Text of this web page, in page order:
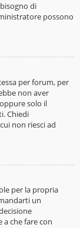
di
possono
per forum, per
non aver
solo il
Chiedi
non riesci ad
per la propria
un
che fare con